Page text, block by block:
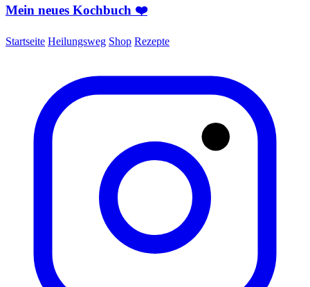
Mein neues Kochbuch ❤️
Startseite Heilungsweg Shop Rezepte